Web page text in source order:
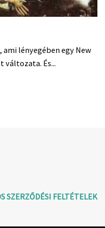
lényegében egy New
változata. És...
SZERZŐDÉSI FELTÉTELEK